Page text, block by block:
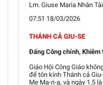
Lm. Giuse Maria Nhân
07:51 18/03/2026
THÁNH CẢ GIU-SE
Đấng Công chính, Khiêm
Giáo Hội Công Giáo
để tôn kính Thánh cả
Mẹ Ma-ri-a, và ngày 1.5